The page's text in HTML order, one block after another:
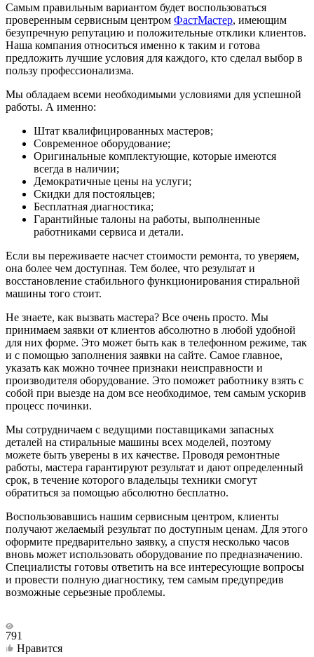
Самым правильным вариантом будет воспользоваться
проверенным сервисным центром ФастМастер, имеющим
безупречную репутацию и положительные отклики клиентов.
Наша компания относиться именно к таким и готова
предложить лучшие условия для каждого, кто сделал выбор в
пользу профессионализма.
Мы обладаем всеми необходимыми условиями для успешной
работы. А именно:
Штат квалифицированных мастеров;
Современное оборудование;
Оригинальные комплектующие, которые имеются
всегда в наличии;
Демократичные цены на услуги;
Скидки для постояльцев;
Бесплатная диагностика;
Гарантийные талоны на работы, выполненные
работниками сервиса и детали.
Если вы переживаете насчет стоимости ремонта, то уверяем,
она более чем доступная. Тем более, что результат и
восстановление стабильного функционирования стиральной
машины того стоит.
Не знаете, как вызвать мастера? Все очень просто. Мы
принимаем заявки от клиентов абсолютно в любой удобной
для них форме. Это может быть как в телефонном режиме, так
и с помощью заполнения заявки на сайте. Самое главное,
указать как можно точнее признаки неисправности и
производителя оборудование. Это поможет работнику взять с
собой при выезде на дом все необходимое, тем самым ускорив
процесс починки.
Мы сотрудничаем с ведущими поставщиками запасных
деталей на стиральные машины всех моделей, поэтому
можете быть уверены в их качестве. Проводя ремонтные
работы, мастера гарантируют результат и дают определенный
срок, в течение которого владельцы техники смогут
обратиться за помощью абсолютно бесплатно.
Воспользовавшись нашим сервисным центром, клиенты
получают желаемый результат по доступным ценам. Для этого
оформите предварительно заявку, а спустя несколько часов
вновь может использовать оборудование по предназначению.
Специалисты готовы ответить на все интересующие вопросы
и провести полную диагностику, тем самым предупредив
возможные серьезные проблемы.
791
Нравится